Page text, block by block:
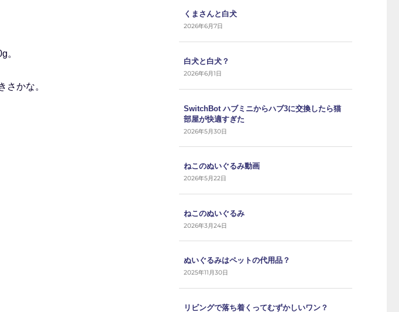
。
さかな。
くまさんと白犬
2026年6月7日
白犬と白犬？
2026年6月1日
SwitchBot ハブミニからハブ3に交換したら猫
部屋が快適すぎた
2026年5月30日
ねこのぬいぐるみ動画
2026年5月22日
ねこのぬいぐるみ
2026年3月24日
ぬいぐるみはペットの代用品？
2025年11月30日
リビングで落ち着くってむずかしいワン？